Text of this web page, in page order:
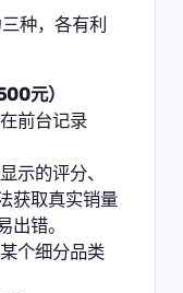
种，各有利
元）
前台记录
示的评分、
获取真实销量
出错。
个细分品类